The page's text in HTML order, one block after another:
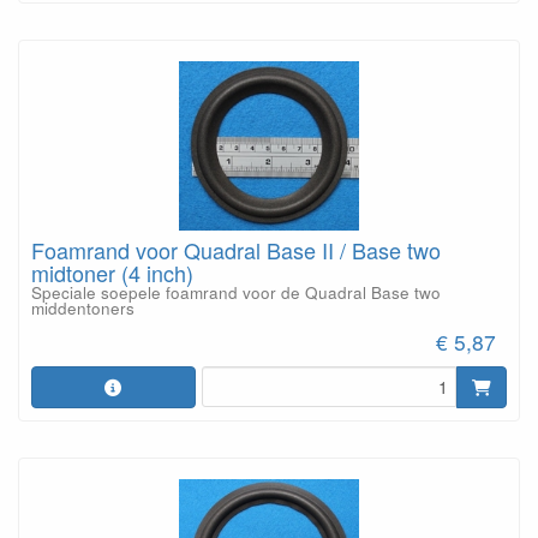
Foamrand voor Quadral Base II / Base two
midtoner (4 inch)
Speciale soepele foamrand voor de Quadral Base two
middentoners
€ 5,87